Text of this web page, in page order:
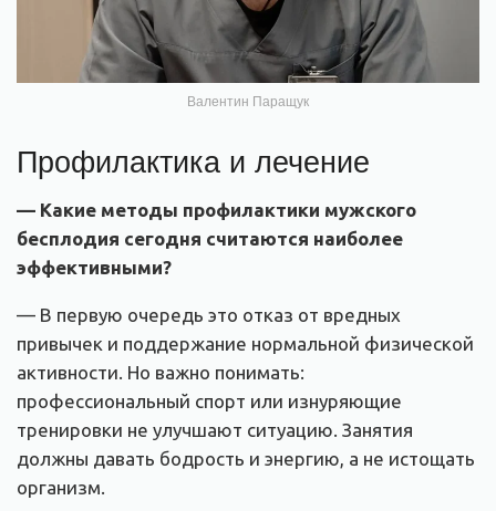
Валентин Паращук
Профилактика и лечение
— Какие методы профилактики мужского
бесплодия сегодня считаются наиболее
эффективными?
— В первую очередь это отказ от вредных
привычек и поддержание нормальной физической
активности. Но важно понимать:
профессиональный спорт или изнуряющие
тренировки не улучшают ситуацию. Занятия
должны давать бодрость и энергию, а не истощать
организм.